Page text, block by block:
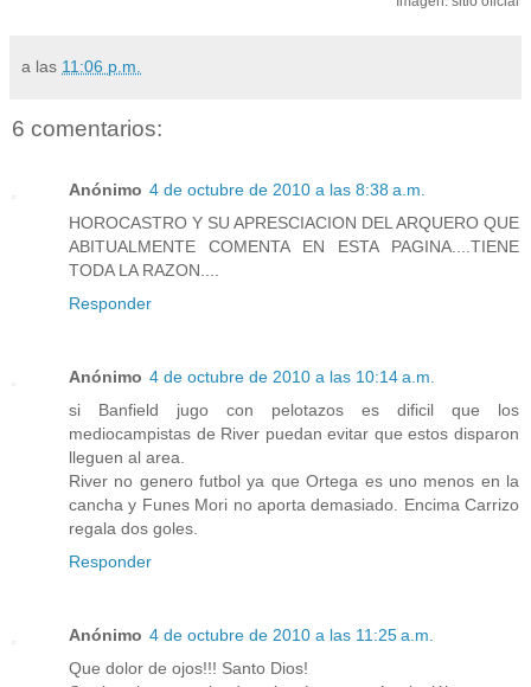
a las 11:06 p.m.
6 comentarios:
Anónimo 4 de octubre de 2010 a las 8:38 a.m.
HOROCASTRO Y SU APRESCIACION DEL ARQUERO QUE
ABITUALMENTE COMENTA EN ESTA PAGINA....TIENE
TODA LA RAZON....
Responder
Anónimo 4 de octubre de 2010 a las 10:14 a.m.
si Banfield jugo con pelotazos es dificil que los
mediocampistas de River puedan evitar que estos disparon
lleguen al area.
River no genero futbol ya que Ortega es uno menos en la
cancha y Funes Mori no aporta demasiado. Encima Carrizo
regala dos goles.
Responder
Anónimo 4 de octubre de 2010 a las 11:25 a.m.
Que dolor de ojos!!! Santo Dios!